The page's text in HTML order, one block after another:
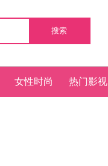
搜索
女性时尚 热门影视